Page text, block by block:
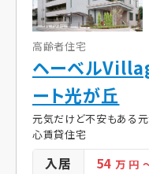
高齢者住宅
ヘーベル
ート光が丘
元気だけど不安もある
心賃貸住宅
入居 54万 円